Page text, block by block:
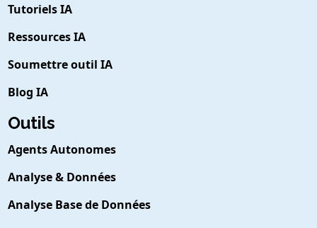
Tutoriels IA
Ressources IA
Soumettre outil IA
Blog IA
Outils
Agents Autonomes
Analyse & Données
Analyse Base de Données